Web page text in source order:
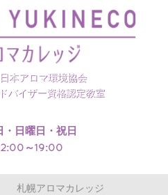
本アロマ環境協会
バイザー資格認定教室
ムページを開設いたしまし
た
・日曜日・祝日
～19:00
札幌アロマカレッジ